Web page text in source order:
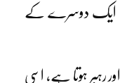
ایک دوسرے کے
اور رہبر ہوتا ہے، اسی